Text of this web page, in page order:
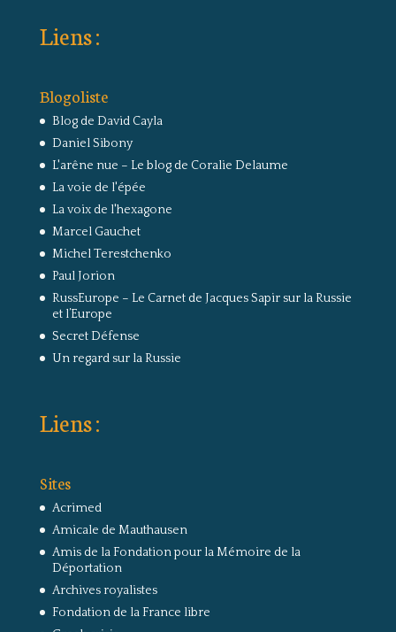
Liens :
Blogoliste
Blog de David Cayla
Daniel Sibony
L'arêne nue – Le blog de Coralie Delaume
La voie de l'épée
La voix de l'hexagone
Marcel Gauchet
Michel Terestchenko
Paul Jorion
RussEurope – Le Carnet de Jacques Sapir sur la Russie
et l’Europe
Secret Défense
Un regard sur la Russie
Liens :
Sites
Acrimed
Amicale de Mauthausen
Amis de la Fondation pour la Mémoire de la
Déportation
Archives royalistes
Fondation de la France libre